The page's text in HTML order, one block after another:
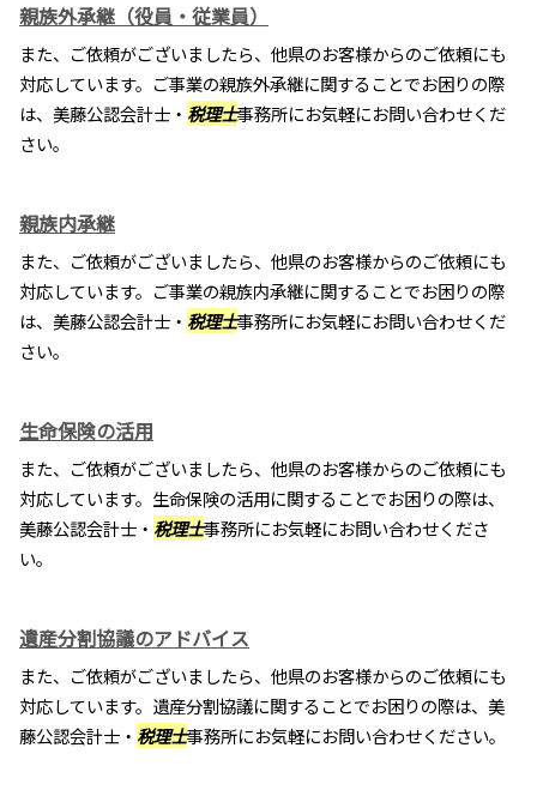
親族外承継（役員・従業員）
また、ご依頼がございましたら、他県のお客様からのご依頼にも
対応しています。ご事業の親族外承継に関することでお困りの際
は、美藤公認会計士・ 税理士事務所にお気軽にお問い合わせくだ
さい。
親族内承継
また、ご依頼がございましたら、他県のお客様からのご依頼にも
対応しています。ご事業の親族内承継に関することでお困りの際
は、美藤公認会計士・ 税理士事務所にお気軽にお問い合わせくだ
さい。
生命保険の活用
また、ご依頼がございましたら、他県のお客様からのご依頼にも
対応しています。生命保険の活用に関することでお困りの際は、
美藤公認会計士・ 税理士事務所にお気軽にお問い合わせくださ
い。
遺産分割協議のアドバイス
また、ご依頼がございましたら、他県のお客様からのご依頼にも
対応しています。遺産分割協議に関することでお困りの際は、美
藤公認会計士・ 税理士事務所にお気軽にお問い合わせください。